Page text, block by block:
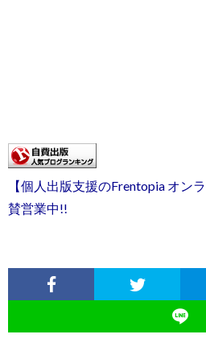
【個人出版支援のFrentopia オン
賛営業中!!